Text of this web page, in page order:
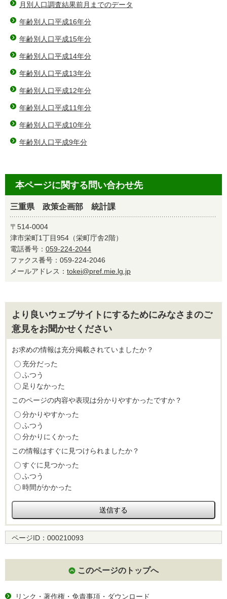
月別人口調査結果前月までのデータ
年齢別人口平成16年分
年齢別人口平成15年分
年齢別人口平成14年分
年齢別人口平成13年分
年齢別人口平成12年分
年齢別人口平成11年分
年齢別人口平成10年分
年齢別人口平成9年分
本ページに関する問い合わせ先
三重県 政策企画部 統計課
〒514-0004
津市栄町1丁目954（栄町庁舎2階）
電話番号： 059-224-2044
ファクス番号：059-224-2046
メールアドレス： tokei@pref.mie.lg.jp
より良いウェブサイトにするためにみなさまのご
意見をお聞かせください
お求めの情報は充分掲載されていましたか？
充分だった
ふつう
足りなかった
このページの内容や表現は分かりやすかったですか？
分かりやすかった
ふつう
分かりにくかった
この情報はすぐに見つけられましたか？
すぐに見つかった
ふつう
時間がかかった
ページID： 000210093
このページのトップへ
リンク・著作権・免責事項・ダウンロード